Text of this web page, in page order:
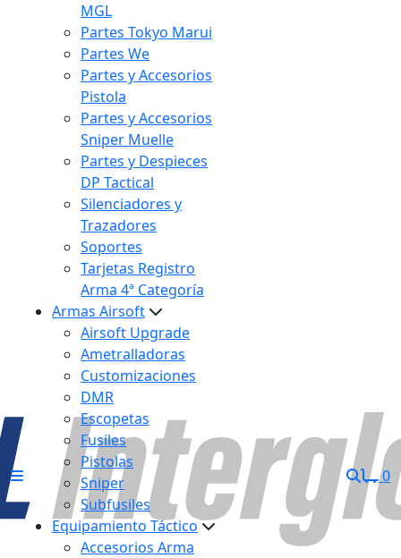
MGL
Partes Tokyo Marui
Partes We
Partes y Accesorios
Pistola
Partes y Accesorios
Sniper Muelle
Partes y Despieces
DP Tactical
Silenciadores y
Trazadores
Soportes
Tarjetas Registro
Arma 4ª Categoría
Armas Airsoft
Airsoft Upgrade
Ametralladoras
Customizaciones
DMR
Escopetas
Fusiles
Pistolas
Sniper
Subfusiles
Equipamiento Táctico
Accesorios Arma
0